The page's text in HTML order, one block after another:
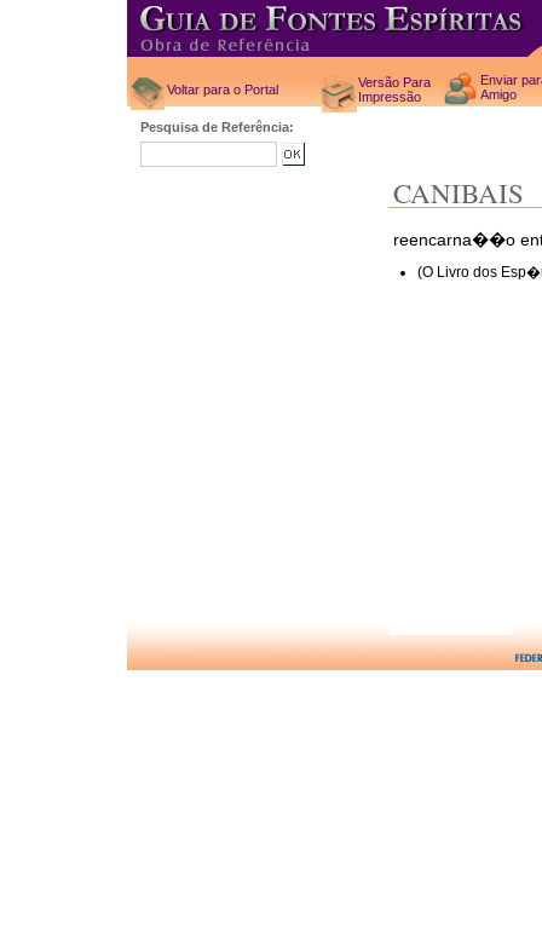
Voltar para o Portal
Versão Para
Impressão
Enviar
Amigo
Pesquisa de Referência:
CANIBAIS
reencarna��o
(O Livro dos